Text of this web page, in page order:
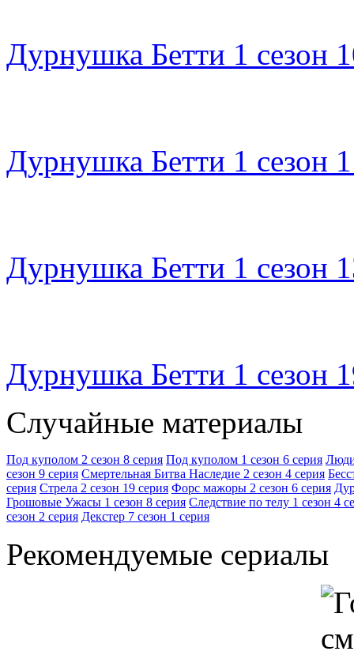
Дурнушка Бетти 1 сезон
Дурнушка Бетти 1 сезон
Дурнушка Бетти 1 сезон
Дурнушка Бетти 1 сезон
Случайные материалы
Под куполом 2 сезон 8 серия Под куполом 1 сезон 6 серия Люди
сезон 9 серия Смертельная Битва Наследие 2 сезон 4 серия
серия Стрела 2 сезон 19 серия Форс мажоры 2 сезон 6 серия
Грошовые Ужасы 1 сезон 8 серия Следствие по телу 1 сезон 4
сезон 2 серия Декстер 7 сезон 1 серия
Рекомендуемые сериалы